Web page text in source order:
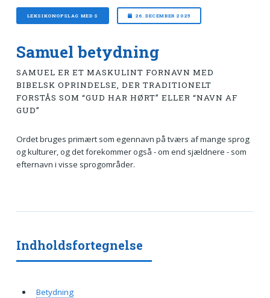
LEKSIKONOPSLAG MED S 26. DECEMBER 2025
Samuel betydning
SAMUEL ER ET MASKULINT FORNAVN MED
BIBELSK OPRINDELSE, DER TRADITIONELT
FORSTÅS SOM “GUD HAR HØRT” ELLER “NAVN AF
GUD”
Ordet bruges primært som egennavn på tværs af mange sprog
og kulturer, og det forekommer også - om end sjældnere - som
efternavn i visse sprogområder.
Indholdsfortegnelse
Betydning